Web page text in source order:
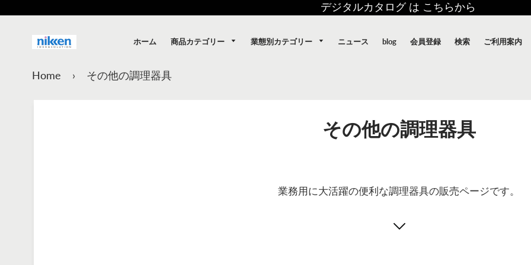
デジタルカタログ は こちらから
ホーム 商品カテゴリー 業態別カテゴリー ニュース blog 会員登録 検索 ご利用案内
Home › その他の調理器具
その他の調理器具
業務用に大活躍の便利な調理器具の販売ページです。